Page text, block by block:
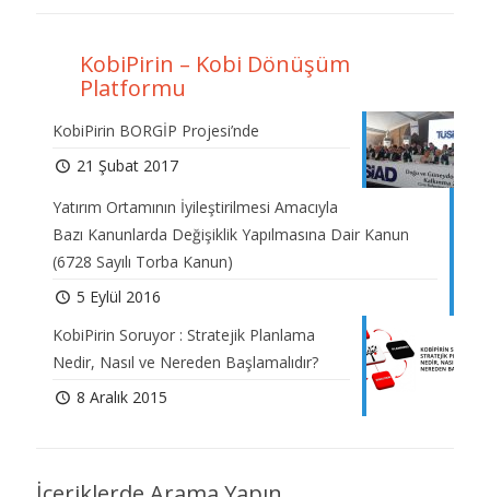
KobiPirin – Kobi Dönüşüm
Platformu
KobiPirin BORGİP Projesi’nde
21 Şubat 2017
Yatırım Ortamının İyileştirilmesi Amacıyla
Bazı Kanunlarda Değişiklik Yapılmasına Dair Kanun
(6728 Sayılı Torba Kanun)
5 Eylül 2016
KobiPirin Soruyor : Stratejik Planlama
Nedir, Nasıl ve Nereden Başlamalıdır?
8 Aralık 2015